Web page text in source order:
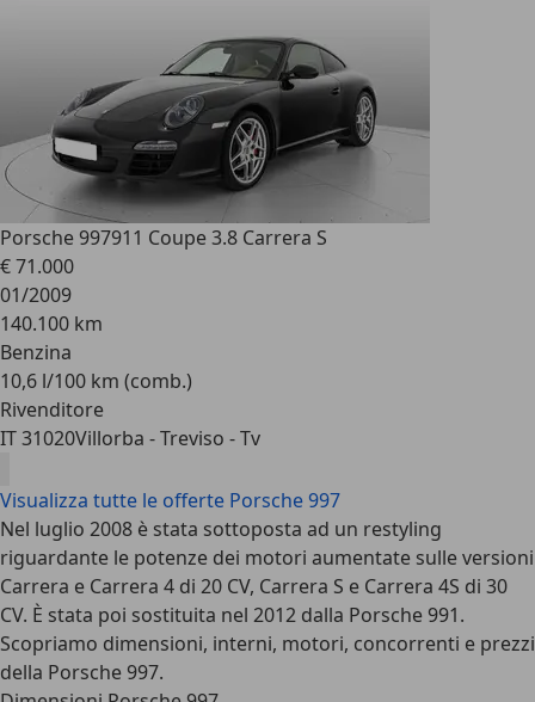
Porsche 997911 Coupe 3.8 Carrera S
€ 71.000
01/2009
140.100 km
Benzina
10,6 l/100 km (comb.)
Rivenditore
IT 31020Villorba - Treviso - Tv
Visualizza tutte le offerte Porsche 997
Nel luglio 2008 è stata sottoposta ad un restyling
riguardante le potenze dei motori aumentate sulle versioni
Carrera e Carrera 4 di 20 CV, Carrera S e Carrera 4S di 30
CV. È stata poi sostituita nel 2012 dalla Porsche 991.
Scopriamo dimensioni, interni, motori, concorrenti e prezzi
della Porsche 997.